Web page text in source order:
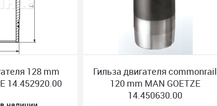
128 mm
14.452920.00
Гильза двигателя commonrail
120 mm MAN GOETZE
14.450630.00